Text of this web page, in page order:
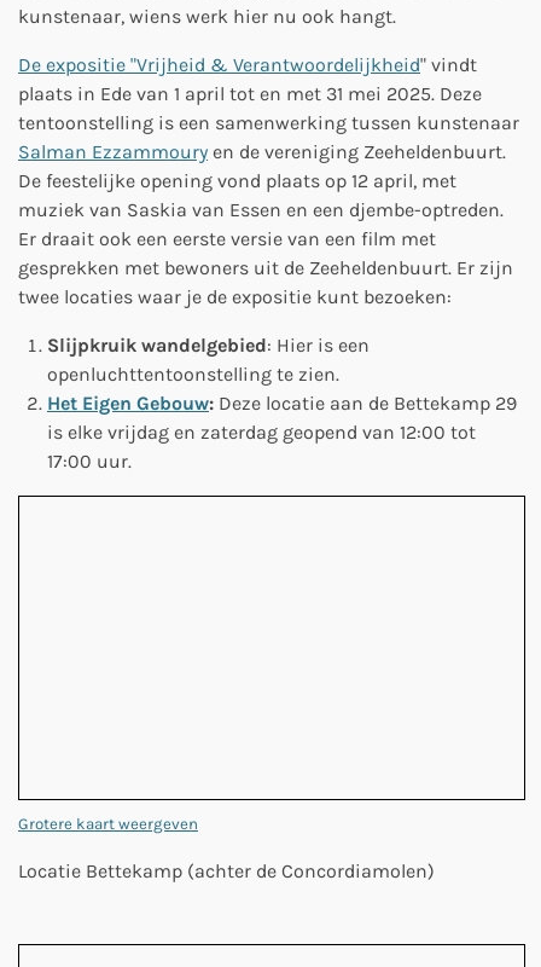
kunstenaar, wiens werk hier nu ook hangt.
De expositie "Vrijheid & Verantwoordelijkheid" vindt
plaats in Ede van 1 april tot en met 31 mei 2025. Deze
tentoonstelling is een samenwerking tussen kunstenaar
Salman Ezzammoury en de vereniging Zeeheldenbuurt.
De feestelijke opening vond plaats op 12 april, met
muziek van Saskia van Essen en een djembe-optreden.
Er draait ook een eerste versie van een film met
gesprekken met bewoners uit de Zeeheldenbuurt. Er zijn
twee locaties waar je de expositie kunt bezoeken:
Slijpkruik wandelgebied: Hier is een
openluchttentoonstelling te zien.
Het Eigen Gebouw: Deze locatie aan de Bettekamp 29
is elke vrijdag en zaterdag geopend van 12:00 tot
17:00 uur.
Grotere kaart weergeven
Locatie Bettekamp (achter de Concordiamolen)